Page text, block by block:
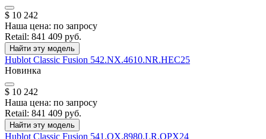
$ 10 242
Наша цена: по запросу
Retail: 841 409 руб.
Найти эту модель
Hublot Classic Fusion 542.NX.4610.NR.HEC25
Новинка
$ 10 242
Наша цена: по запросу
Retail: 841 409 руб.
Найти эту модель
Hublot Classic Fusion 541.OX.8980.LR.OPX24